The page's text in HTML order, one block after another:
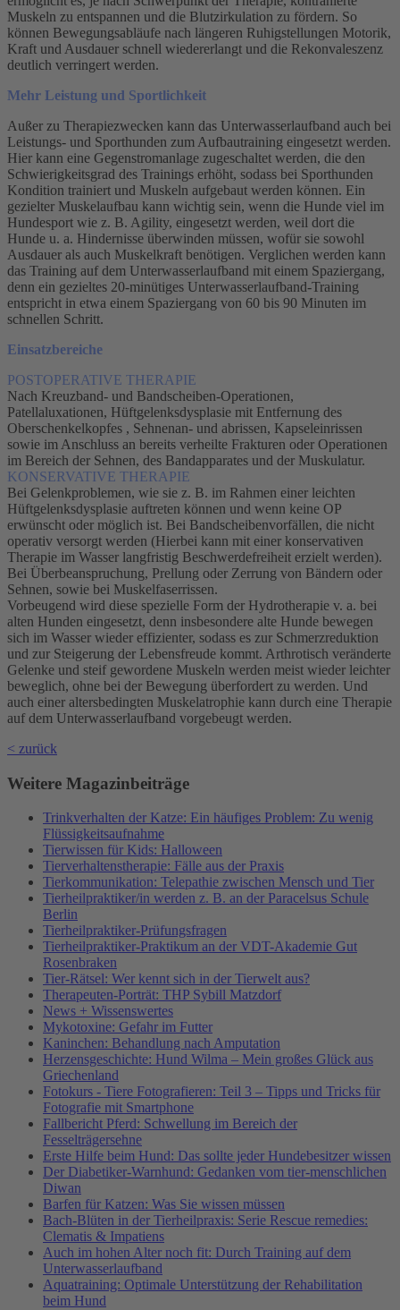
Muskeln zu entspannen und die Blutzirkulation zu fördern. So
können Bewegungsabläufe nach längeren Ruhigstellungen Motorik,
Kraft und Ausdauer schnell wiedererlangt und die Rekonvaleszenz
deutlich verringert werden.
Mehr Leistung und Sportlichkeit
Außer zu Therapiezwecken kann das Unterwasserlaufband auch bei
Leistungs- und Sporthunden zum Aufbautraining eingesetzt werden.
Hier kann eine Gegenstromanlage zugeschaltet werden, die den
Schwierigkeitsgrad des Trainings erhöht, sodass bei Sporthunden
Kondition trainiert und Muskeln aufgebaut werden können. Ein
gezielter Muskelaufbau kann wichtig sein, wenn die Hunde viel im
Hundesport wie z. B. Agility, eingesetzt werden, weil dort die
Hunde u. a. Hindernisse überwinden müssen, wofür sie sowohl
Ausdauer als auch Muskelkraft benötigen. Verglichen werden kann
das Training auf dem Unterwasserlaufband mit einem Spaziergang,
denn ein gezieltes 20-minütiges Unterwasserlaufband-Training
entspricht in etwa einem Spaziergang von 60 bis 90 Minuten im
schnellen Schritt.
Einsatzbereiche
POSTOPERATIVE THERAPIE
Nach Kreuzband- und Bandscheiben-Operationen,
Patellaluxationen, Hüftgelenksdysplasie mit Entfernung des
Oberschenkelkopfes , Sehnenan- und abrissen, Kapseleinrissen
sowie im Anschluss an bereits verheilte Frakturen oder Operationen
im Bereich der Sehnen, des Bandapparates und der Muskulatur.
KONSERVATIVE THERAPIE
Bei Gelenkproblemen, wie sie z. B. im Rahmen einer leichten
Hüftgelenksdysplasie auftreten können und wenn keine OP
erwünscht oder möglich ist. Bei Bandscheibenvorfällen, die nicht
operativ versorgt werden (Hierbei kann mit einer konservativen
Therapie im Wasser langfristig Beschwerdefreiheit erzielt werden).
Bei Überbeanspruchung, Prellung oder Zerrung von Bändern oder
Sehnen, sowie bei Muskelfaserrissen.
Vorbeugend wird diese spezielle Form der Hydrotherapie v. a. bei
alten Hunden eingesetzt, denn insbesondere alte Hunde bewegen
sich im Wasser wieder effizienter, sodass es zur Schmerzreduktion
und zur Steigerung der Lebensfreude kommt. Arthrotisch veränderte
Gelenke und steif gewordene Muskeln werden meist wieder leichter
beweglich, ohne bei der Bewegung überfordert zu werden. Und
auch einer altersbedingten Muskelatrophie kann durch eine Therapie
auf dem Unterwasserlaufband vorgebeugt werden.
< zurück
Weitere Magazinbeiträge
Trinkverhalten der Katze: Ein häufiges Problem: Zu wenig
Flüssigkeitsaufnahme
Tierwissen für Kids: Halloween
Tierverhaltenstherapie: Fälle aus der Praxis
Tierkommunikation: Telepathie zwischen Mensch und Tier
Tierheilpraktiker/in werden z. B. an der Paracelsus Schule
Berlin
Tierheilpraktiker-Prüfungsfragen
Tierheilpraktiker-Praktikum an der VDT-Akademie Gut
Rosenbraken
Tier-Rätsel: Wer kennt sich in der Tierwelt aus?
Therapeuten-Porträt: THP Sybill Matzdorf
News + Wissenswertes
Mykotoxine: Gefahr im Futter
Kaninchen: Behandlung nach Amputation
Herzensgeschichte: Hund Wilma – Mein großes Glück aus
Griechenland
Fotokurs - Tiere Fotografieren: Teil 3 – Tipps und Tricks für
Fotografie mit Smartphone
Fallbericht Pferd: Schwellung im Bereich der
Fesselträgersehne
Erste Hilfe beim Hund: Das sollte jeder Hundebesitzer wissen
Der Diabetiker-Warnhund: Gedanken vom tier-menschlichen
Diwan
Barfen für Katzen: Was Sie wissen müssen
Bach-Blüten in der Tierheilpraxis: Serie Rescue remedies:
Clematis & Impatiens
Auch im hohen Alter noch fit: Durch Training auf dem
Unterwasserlaufband
Aquatraining: Optimale Unterstützung der Rehabilitation
beim Hund